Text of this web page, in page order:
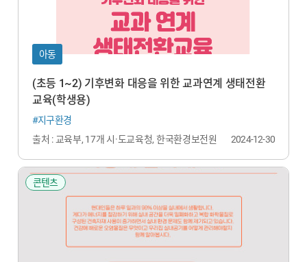
아동
(초등 1~2) 기후변화 대응을 위한 교과연계 생태전환
교육(학생용)
#지구환경
출처 : 교육부, 17개 시·도교육청, 한국환경보전원
2024-12-30
콘텐츠